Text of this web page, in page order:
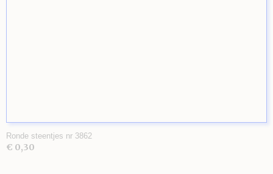
Ronde steentjes nr 3862
€ 0,30